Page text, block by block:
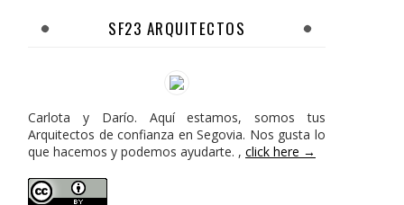
SF23 ARQUITECTOS
Carlota y Darío. Aquí estamos, somos tus
Arquitectos de confianza en Segovia. Nos gusta lo
que hacemos y podemos ayudarte. , click here →